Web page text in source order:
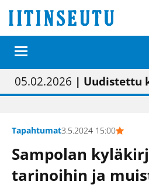
01.02.2026 | Painon vaihtumisen pitäisi näkyä
05.02.2026 | Uudistettu
23.04.2026 | “Olemme
09.05.2026| "Maalla on totuttu elämään
Tapahtumat3.5.2024 15:00
Sampolan
tarinoihin ja